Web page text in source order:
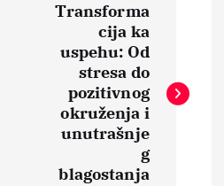
Transforma
cija ka
uspehu: Od
stresa do
pozitivnog
okruženja i
unutrašnje
g
blagostanja